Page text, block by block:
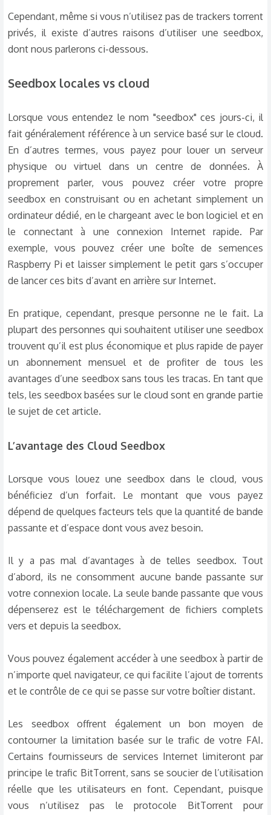
Cependant, même si vous n’utilisez pas de trackers torrent
privés, il existe d’autres raisons d’utiliser une seedbox,
dont nous parlerons ci-dessous.
Seedbox locales vs cloud​
Lorsque vous entendez le nom "seedbox" ces jours-ci, il
fait généralement référence à un service basé sur le cloud.
En d’autres termes, vous payez pour louer un serveur
physique ou virtuel dans un centre de données. À
proprement parler, vous pouvez créer votre propre
seedbox en construisant ou en achetant simplement un
ordinateur dédié, en le chargeant avec le bon logiciel et en
le connectant à une connexion Internet rapide. Par
exemple, vous pouvez créer une boîte de semences
Raspberry Pi et laisser simplement le petit gars s’occuper
de lancer ces bits d’avant en arrière sur Internet.
En pratique, cependant, presque personne ne le fait. La
plupart des personnes qui souhaitent utiliser une seedbox
trouvent qu’il est plus économique et plus rapide de payer
un abonnement mensuel et de profiter de tous les
avantages d’une seedbox sans tous les tracas. En tant que
tels, les seedbox basées sur le cloud sont en grande partie
le sujet de cet article.​
L’avantage des Cloud Seedbox​
Lorsque vous louez une seedbox dans le cloud, vous
bénéficiez d’un forfait. Le montant que vous payez
dépend de quelques facteurs tels que la quantité de bande
passante et d’espace dont vous avez besoin.
Il y a pas mal d’avantages à de telles seedbox. Tout
d’abord, ils ne consomment aucune bande passante sur
votre connexion locale. La seule bande passante que vous
dépenserez est le téléchargement de fichiers complets
vers et depuis la seedbox.
Vous pouvez également accéder à une seedbox à partir de
n’importe quel navigateur, ce qui facilite l’ajout de torrents
et le contrôle de ce qui se passe sur votre boîtier distant.
Les seedbox offrent également un bon moyen de
contourner la limitation basée sur le trafic de votre FAI.
Certains fournisseurs de services Internet limiteront par
principe le trafic BitTorrent, sans se soucier de l’utilisation
réelle que les utilisateurs en font. Cependant, puisque
vous n’utilisez pas le protocole BitTorrent pour